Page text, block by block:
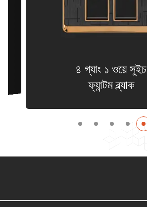
৪ গ্যাং ১ ওয়ে সুইচ
ফ্যান্টম ব্ল্যাক